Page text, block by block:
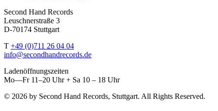
Second Hand Records
Leuschnerstraße 3
D-70174 Stuttgart
T +49 (0)711 26 04 04
info@secondhandrecords.de
Ladenöffnungszeiten
Mo—Fr 11–20 Uhr + Sa 10 – 18 Uhr
© 2026 by Second Hand Records, Stuttgart. All Rights Reserved.